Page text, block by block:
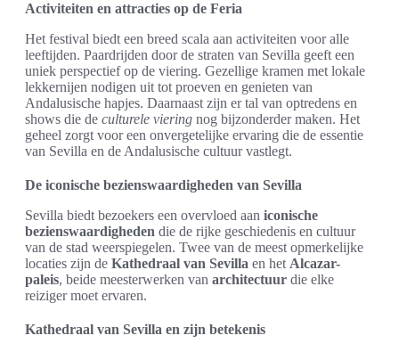
Activiteiten en attracties op de Feria
Het festival biedt een breed scala aan activiteiten voor alle
leeftijden. Paardrijden door de straten van Sevilla geeft een
uniek perspectief op de viering. Gezellige kramen met lokale
lekkernijen nodigen uit tot proeven en genieten van
Andalusische hapjes. Daarnaast zijn er tal van optredens en
shows die de culturele viering nog bijzonderder maken. Het
geheel zorgt voor een onvergetelijke ervaring die de essentie
van Sevilla en de Andalusische cultuur vastlegt.
De iconische bezienswaardigheden van Sevilla
Sevilla biedt bezoekers een overvloed aan iconische
bezienswaardigheden die de rijke geschiedenis en cultuur
van de stad weerspiegelen. Twee van de meest opmerkelijke
locaties zijn de Kathedraal van Sevilla en het Alcazar-
paleis, beide meesterwerken van architectuur die elke
reiziger moet ervaren.
Kathedraal van Sevilla en zijn betekenis